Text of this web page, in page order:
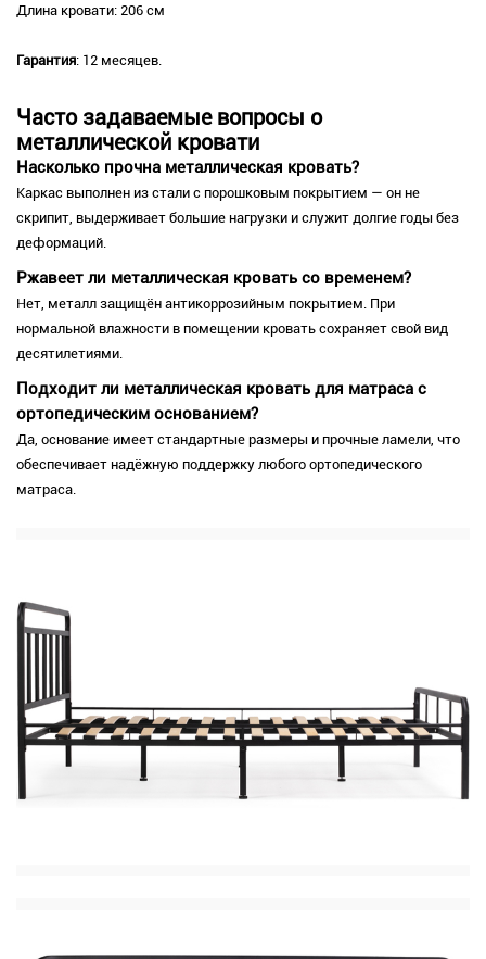
Длина кровати: 206 см
Гарантия: 12 месяцев.
Часто задаваемые вопросы о
металлической кровати
Насколько прочна металлическая кровать?
Каркас выполнен из стали с порошковым покрытием — он не
скрипит, выдерживает большие нагрузки и служит долгие годы без
деформаций.
Ржавеет ли металлическая кровать со временем?
Нет, металл защищён антикоррозийным покрытием. При
нормальной влажности в помещении кровать сохраняет свой вид
десятилетиями.
Подходит ли металлическая кровать для матраса с
ортопедическим основанием?
Да, основание имеет стандартные размеры и прочные ламели, что
обеспечивает надёжную поддержку любого ортопедического
матраса.